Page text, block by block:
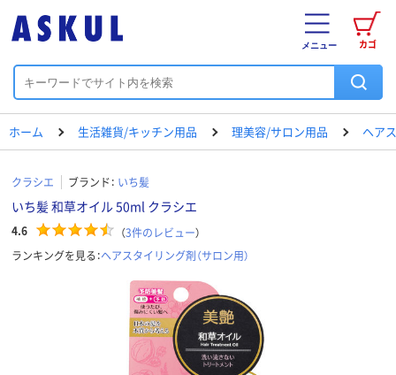
カゴ
メニュー
ホーム 生活雑貨/キッチン用品 理美容/サロン用品 ヘア
クラシエ ブランド： いち髪
いち髪 和草オイル 50ml クラシエ
4.6 （3件のレビュー）
ランキングを見る：ヘアスタイリング剤（サロン用）